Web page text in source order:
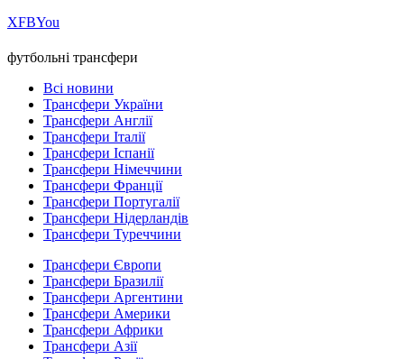
ХFBYou
футбольні трансфери
Всі новини
Трансфери України
Трансфери Англії
Трансфери Італії
Трансфери Іспанії
Трансфери Німеччини
Трансфери Франції
Трансфери Португалії
Трансфери Нідерландів
Трансфери Туреччини
Трансфери Європи
Трансфери Бразилії
Трансфери Аргентини
Трансфери Америки
Трансфери Африки
Трансфери Азії